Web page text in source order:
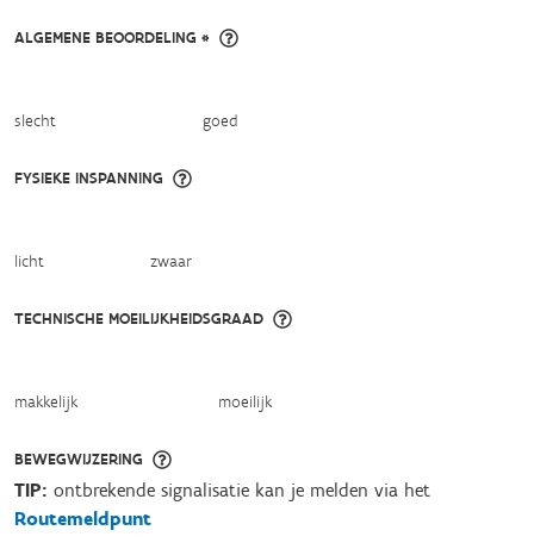
ALGEMENE BEOORDELING *
slecht goed
FYSIEKE INSPANNING
licht zwaar
TECHNISCHE MOEILIJKHEIDSGRAAD
makkelijk moeilijk
BEWEGWIJZERING
TIP: ontbrekende signalisatie kan je melden via het
Routemeldpunt